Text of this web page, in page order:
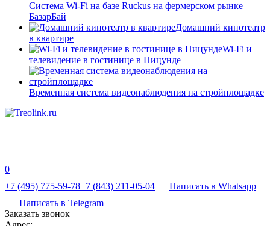
Система Wi-Fi на базе Ruckus на фермерском рынке
БазарБай
Домашний кинотеатр
в квартире
Wi-Fi и
телевидение в гостинице в Пицунде
Временная система видеонаблюдения на стройплощадке
0
+7 (495) 775-59-78+7 (843) 211-05-04
Написать в Whatsapp
Написать в Telegram
Заказать звонок